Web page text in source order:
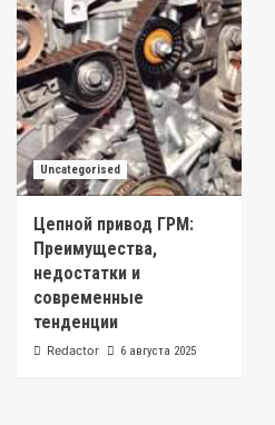
Uncategorised
Цепной привод ГРМ:
Преимущества,
недостатки и
современные
тенденции
Redactor 6 августа 2025